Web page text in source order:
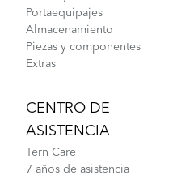
Portaequipajes
Almacenamiento
Piezas y componentes
Extras
CENTRO DE
ASISTENCIA
Tern Care
7 años de asistencia